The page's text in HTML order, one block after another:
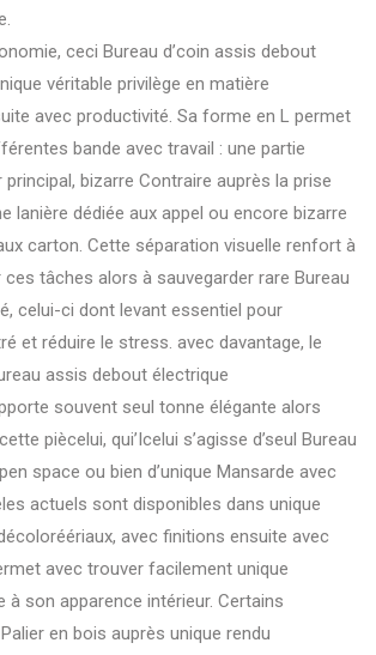
ceci Bureau d’coin assis debout
véritable privilège en matière
avec productivité. Sa forme en L permet
bande avec travail : une partie
principal, bizarre Contraire auprès la prise
lanière dédiée aux appel ou encore bizarre
carton. Cette séparation visuelle renfort à
tâches alors à sauvegarder rare Bureau
celui-ci dont levant essentiel pour
et réduire le stress. avec davantage, le
assis debout électrique
souvent seul tonne élégante alors
piècelui, qui’Icelui s’agisse d’seul Bureau
space ou bien d’unique Mansarde avec
actuels sont disponibles dans unique
avec finitions ensuite avec
avec trouver facilement unique
à son apparence intérieur. Certains
en bois auprès unique rendu